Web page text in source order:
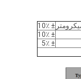
± 10٪
± 10٪
± 5٪